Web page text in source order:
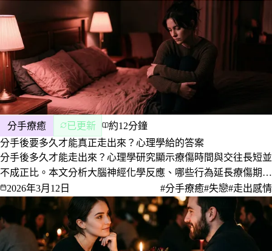
燒」，以及五個真正有用的方法。
分手療癒 已更新
約12分鐘
分手後要多久才能真正走出來？心理學給的答案
分手後多久才能走出來？心理學研究顯示療傷時間與交往長短並
不成正比。本文分析大腦神經化學反應、哪些行為延長療傷期，
以及「走出來」的真正定義是什麼。
2026年3月12日 #分手療癒#失戀#走出感情